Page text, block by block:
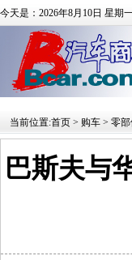
今天是：2026年8月10日 星期
当前位置:首页 > 购车 > 零
巴斯夫与